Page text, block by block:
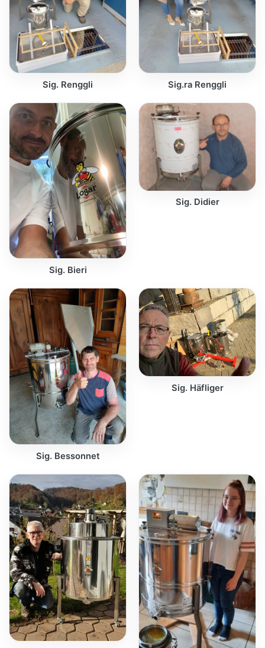
Sig. Renggli Sig.ra Renggli
Sig. Bieri
Sig. Didier
Sig. Bessonnet
Sig. Häfliger